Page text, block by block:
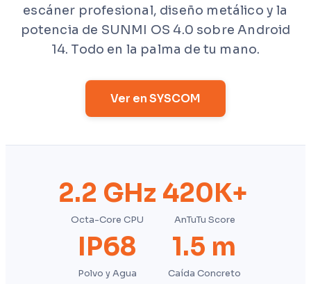
escáner profesional, diseño metálico y la
potencia de SUNMI OS 4.0 sobre Android
14. Todo en la palma de tu mano.
Ver en SYSCOM
2.2 GHz
Octa-Core CPU
420K+
AnTuTu Score
IP68
Polvo y Agua
1.5 m
Caída Concreto